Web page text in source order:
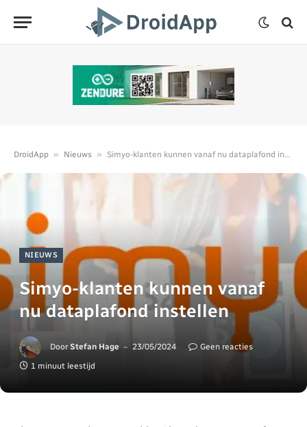
DroidApp » Nieuws » Simyo-klanten kunnen vanaf nu dataplafond instellen
NIEUWS
Simyo-klanten kunnen vanaf
nu dataplafond instellen
Door Stefan Hage 23/05/2024
Geen reacties
1 minuut leestijd